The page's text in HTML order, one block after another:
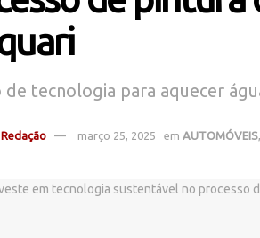
de tecnologia para aquecer
Redação março 25, 2025 em AUTOMÓVEIS